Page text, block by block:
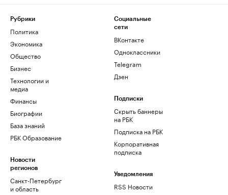
Рубрики
Политика
Экономика
Общество
Бизнес
Технологии и
медиа
Финансы
Биографии
База знаний
РБК Образование
Новости
регионов
Санкт-Петербург
и область
Социальные
сети
ВКонтакте
Одноклассники
Telegram
Дзен
Подписки
Скрыть баннеры
на РБК
Подписка на РБК
Корпоративная
подписка
Уведомления
RSS Новости